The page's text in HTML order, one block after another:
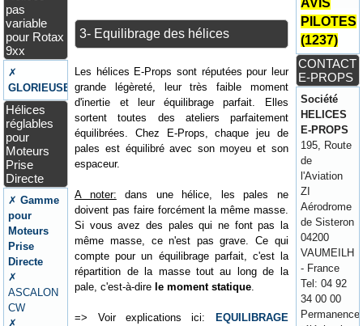
pas
variable
pour Rotax
9xx
✗
GLORIEUSE
Hélices
réglables
pour
Moteurs
Prise
Directe
✗Gamme
pour
Moteurs
Prise
Directe
✗
ASCALON
CW
✗
3- Equilibrage des hélices
Les hélices E-Props sont réputées pour leur
grande légèreté, leur très faible moment
d'inertie et leur équilibrage parfait. Elles
sortent toutes des ateliers parfaitement
équilibrées. Chez E-Props, chaque jeu de
pales est équilibré avec son moyeu et son
espaceur.
A noter: dans une hélice, les pales ne
doivent pas faire forcément la même masse.
Si vous avez des pales qui ne font pas la
même masse, ce n'est pas grave. Ce qui
compte pour un équilibrage parfait, c'est la
répartition de la masse tout au long de la
pale, c'est-à-dire le moment statique.
=> Voir explications ici:
EQUILIBRAGE
AVIS
PILOTES
(1237)
CONTACT
E-PROPS
Société
HELICES
E-PROPS
195, Route
de
l'Aviation
ZI
Aérodrome
de Sisteron
04200
VAUMEILH
- France
Tel: 04 92
34 00 00
Permanence